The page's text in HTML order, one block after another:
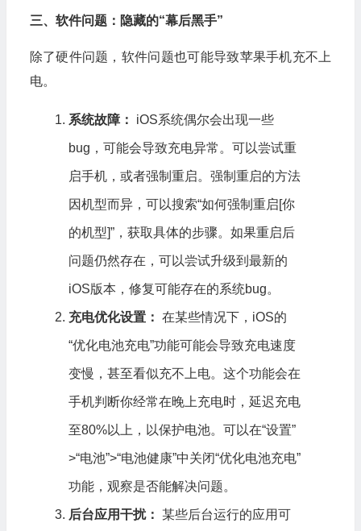
三、软件问题：隐藏的“幕后黑手”
除了硬件问题，软件问题也可能导致苹果手机充不上
电。
系统故障： iOS系统偶尔会出现一些
bug，可能会导致充电异常。可以尝试重
启手机，或者强制重启。强制重启的方法
因机型而异，可以搜索“如何强制重启[你
的机型]”，获取具体的步骤。如果重启后
问题仍然存在，可以尝试升级到最新的
iOS版本，修复可能存在的系统bug。
充电优化设置： 在某些情况下，iOS的
“优化电池充电”功能可能会导致充电速度
变慢，甚至看似充不上电。这个功能会在
手机判断你经常在晚上充电时，延迟充电
至80%以上，以保护电池。可以在“设置”
>“电池”>“电池健康”中关闭“优化电池充电”
功能，观察是否能解决问题。
后台应用干扰： 某些后台运行的应用可